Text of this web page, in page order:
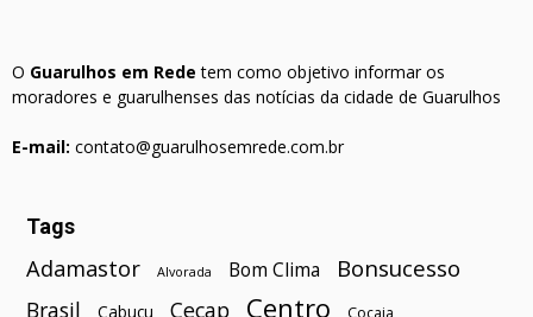
O Guarulhos em Rede tem como objetivo informar os
moradores e guarulhenses das notícias da cidade de Guarulhos
E-mail: contato@guarulhosemrede.com.br
Tags
Adamastor Alvorada Bom Clima Bonsucesso
Brasil Cabuçu Cecap Centro